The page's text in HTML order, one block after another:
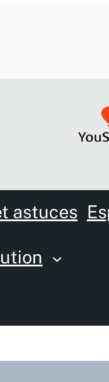
astuces